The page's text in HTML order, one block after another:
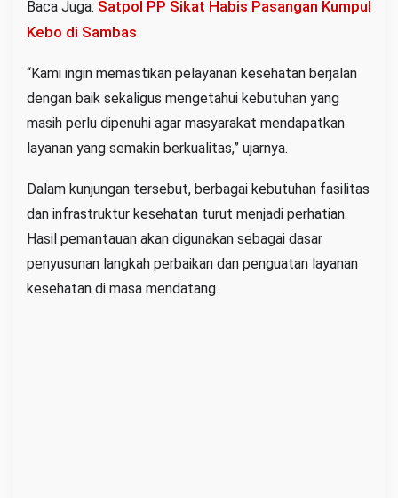
Baca Juga: Satpol PP Sikat Habis Pasangan Kumpul
Kebo di Sambas
“Kami ingin memastikan pelayanan kesehatan berjalan
dengan baik sekaligus mengetahui kebutuhan yang
masih perlu dipenuhi agar masyarakat mendapatkan
layanan yang semakin berkualitas,” ujarnya.
Dalam kunjungan tersebut, berbagai kebutuhan fasilitas
dan infrastruktur kesehatan turut menjadi perhatian.
Hasil pemantauan akan digunakan sebagai dasar
penyusunan langkah perbaikan dan penguatan layanan
kesehatan di masa mendatang.